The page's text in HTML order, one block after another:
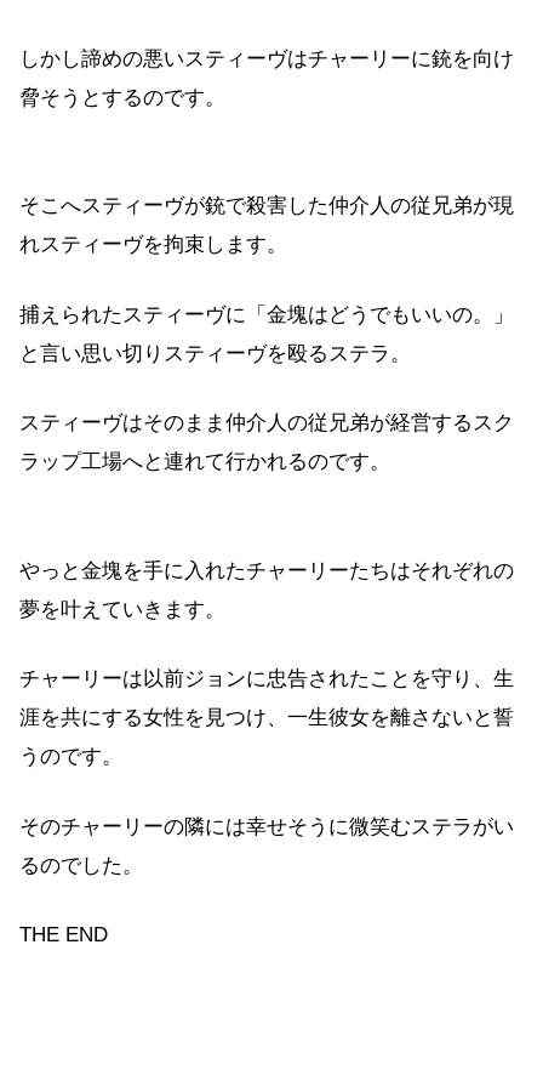
しかし諦めの悪いスティーヴはチャーリーに銃を向け
脅そうとするのです。
そこへスティーヴが銃で殺害した仲介人の従兄弟が現
れスティーヴを拘束します。
捕えられたスティーヴに「金塊はどうでもいいの。」
と言い思い切りスティーヴを殴るステラ。
スティーヴはそのまま仲介人の従兄弟が経営するスク
ラップ工場へと連れて行かれるのです。
やっと金塊を手に入れたチャーリーたちはそれぞれの
夢を叶えていきます。
チャーリーは以前ジョンに忠告されたことを守り、生
涯を共にする女性を見つけ、一生彼女を離さないと誓
うのです。
そのチャーリーの隣には幸せそうに微笑むステラがい
るのでした。
THE END